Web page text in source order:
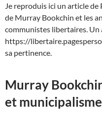
Je reproduis ici un article
de Murray Bookchin et les
communistes libertaires.
https://
sa pertinence.
Murray
et